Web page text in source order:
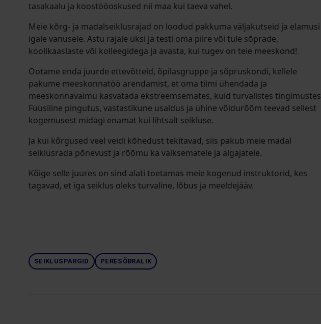
tasakaalu ja koostööoskused nii maa kui taeva vahel.
Meie kõrg- ja madalseiklusrajad on loodud pakkuma väljakutseid ja elamusi
igale vanusele. Astu rajale üksi ja testi oma piire või tule sõprade,
koolikaaslaste või kolleegidega ja avasta, kui tugev on teie meeskond!
Ootame enda juurde ettevõtteid, õpilasgruppe ja sõpruskondi, kellele
pakume meeskonnatöö arendamist, et oma tiimi ühendada ja
meeskonnavaimu kasvatada ekstreemsemates, kuid turvalistes
Füüsiline pingutus, vastastikune usaldus ja ühine võidurõõm teevad sellest
kogemusest midagi enamat kui lihtsalt seikluse.
Ja kui kõrgused veel veidi kõhedust tekitavad, siis pakub meie madal
seiklusrada põnevust ja rõõmu ka väiksematele ja algajatele.
Kõige selle juures on sind alati toetamas meie kogenud instruktorid, kes
tagavad, et iga seiklus oleks turvaline, lõbus ja meeldejääv.
SEIKLUSPARGID PERESÕBRALIK